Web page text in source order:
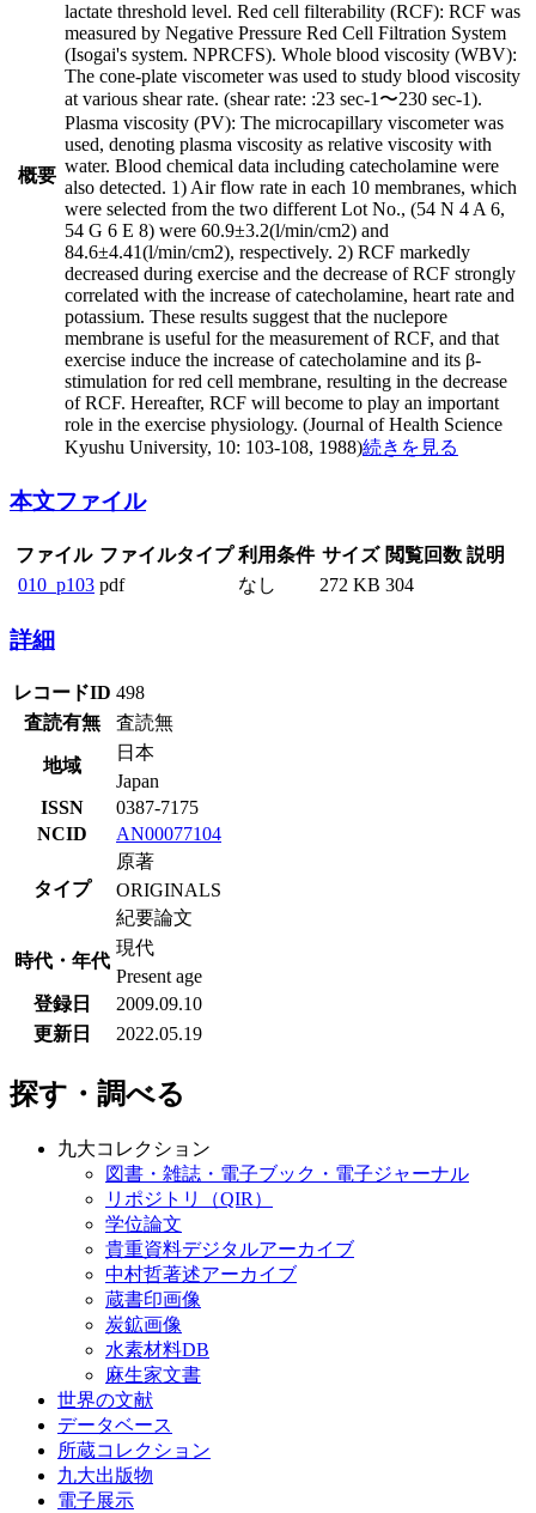
概要
lactate threshold level. Red cell filterability (RCF): RCF was
measured by Negative Pressure Red Cell Filtration System
(Isogai's system. NPRCFS). Whole blood viscosity (WBV):
The cone-plate viscometer was used to study blood viscosity
at various shear rate. (shear rate: :23 sec-1〜230 sec-1).
Plasma viscosity (PV): The microcapillary viscometer was
used, denoting plasma viscosity as relative viscosity with
water. Blood chemical data including catecholamine were
also detected. 1) Air flow rate in each 10 membranes, which
were selected from the two different Lot No., (54 N 4 A 6,
54 G 6 E 8) were 60.9±3.2(l/min/cm2) and
84.6±4.41(l/min/cm2), respectively. 2) RCF markedly
decreased during exercise and the decrease of RCF strongly
correlated with the increase of catecholamine, heart rate and
potassium. These results suggest that the nuclepore
membrane is useful for the measurement of RCF, and that
exercise induce the increase of catecholamine and its β-
stimulation for red cell membrane, resulting in the decrease
of RCF. Hereafter, RCF will become to play an important
role in the exercise physiology. (Journal of Health Science
Kyushu University, 10: 103-108, 1988)続きを見る
本文ファイル
ファイル ファイルタイプ 利用条件 サイズ 閲覧回数 説明
010_p103 pdf なし 272 KB 304
詳細
レコードID 498
査読有無
査読無
地域
日本
Japan
ISSN
0387-7175
NCID
AN00077104
タイプ
原著
ORIGINALS
紀要論文
時代・年代
現代
Present age
登録日
2009.09.10
更新日
2022.05.19
探す・調べる
九大コレクション
図書・雑誌・電子ブック・電子ジャーナル
リポジトリ（QIR）
学位論文
貴重資料デジタルアーカイブ
中村哲著述アーカイブ
蔵書印画像
炭鉱画像
水素材料DB
麻生家文書
世界の文献
データベース
所蔵コレクション
九大出版物
電子展示